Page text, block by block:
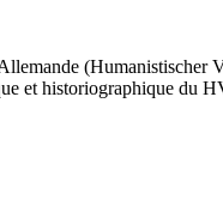
(Humanistischer
et historiographique du